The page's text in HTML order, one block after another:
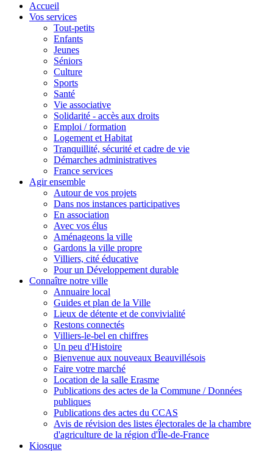
Accueil
Vos services
Tout-petits
Enfants
Jeunes
Séniors
Culture
Sports
Santé
Vie associative
Solidarité - accès aux droits
Emploi / formation
Logement et Habitat
Tranquillité, sécurité et cadre de vie
Démarches administratives
France services
Agir ensemble
Autour de vos projets
Dans nos instances participatives
En association
Avec vos élus
Aménageons la ville
Gardons la ville propre
Villiers, cité éducative
Pour un Développement durable
Connaître notre ville
Annuaire local
Guides et plan de la Ville
Lieux de détente et de convivialité
Restons connectés
Villiers-le-bel en chiffres
Un peu d'Histoire
Bienvenue aux nouveaux Beauvillésois
Faire votre marché
Location de la salle Erasme
Publications des actes de la Commune / Données
publiques
Publications des actes du CCAS
Avis de révision des listes électorales de la chambre
d'agriculture de la région d'Île-de-France
Kiosque